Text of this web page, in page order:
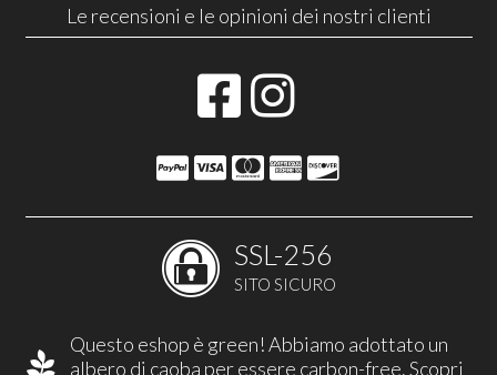
Le recensioni e le opinioni dei nostri clienti
SSL-256
SITO SICURO
Questo eshop è green! Abbiamo adottato un
albero di caoba per essere carbon-free.Scopri